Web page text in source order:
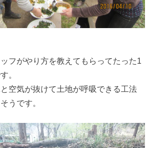
フがやり方を教えてもらってたった1
。
空気が抜けて土地が呼吸できる工法
うです。